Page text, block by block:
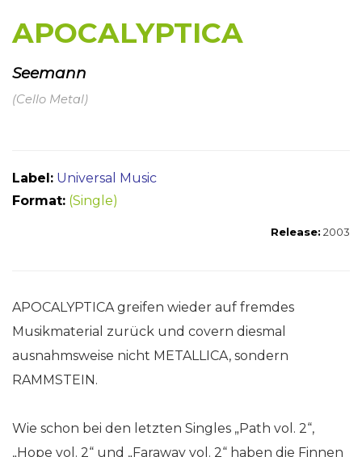
APOCALYPTICA
Seemann
(Cello Metal)
Label: Universal Music
Format: (Single)
Release: 2003
APOCALYPTICA greifen wieder auf fremdes
Musikmaterial zurück und covern diesmal
ausnahmsweise nicht METALLICA, sondern
RAMMSTEIN.
Wie schon bei den letzten Singles „Path vol. 2“,
„Hope vol. 2“ und „Faraway vol. 2“ haben die Finnen